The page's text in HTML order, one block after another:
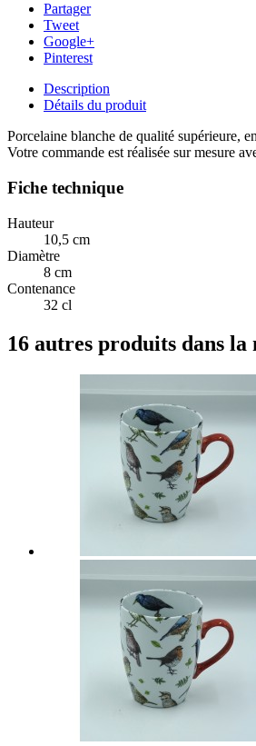
Partager
Tweet
Google+
Pinterest
Description
Détails du produit
Porcelaine blanche de qualité supérieure,
Votre commande est réalisée sur mesure
Fiche technique
Hauteur
10,5 cm
Diamètre
8 cm
Contenance
32 cl
16 autres produits dans la